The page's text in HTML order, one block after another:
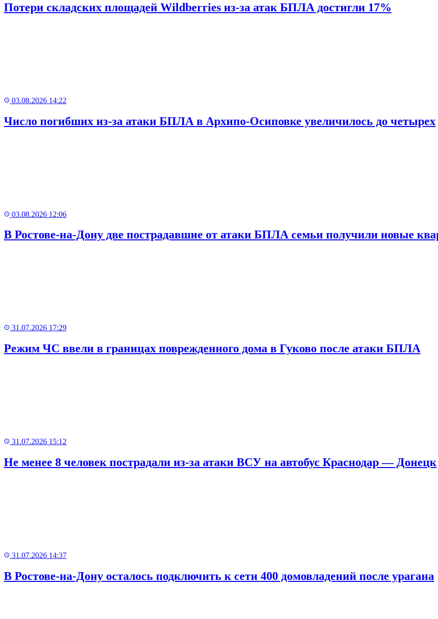
Потери складских площадей Wildberries из-за атак БПЛА достигли 17%
03.08.2026 14:22
Число погибших из-за атаки БПЛА в Архипо-Осиповке увеличилось до четырех
03.08.2026 12:06
В Ростове-на-Дону две пострадавшие от атаки БПЛА семьи получили новые
31.07.2026 17:29
Режим ЧС ввели в границах поврежденного дома в Гуково после атаки БПЛА
31.07.2026 15:12
Не менее 8 человек пострадали из-за атаки ВСУ на автобус Краснодар — Донецк
31.07.2026 14:37
В Ростове-на-Дону осталось подключить к сети 400 домовладений после урагана